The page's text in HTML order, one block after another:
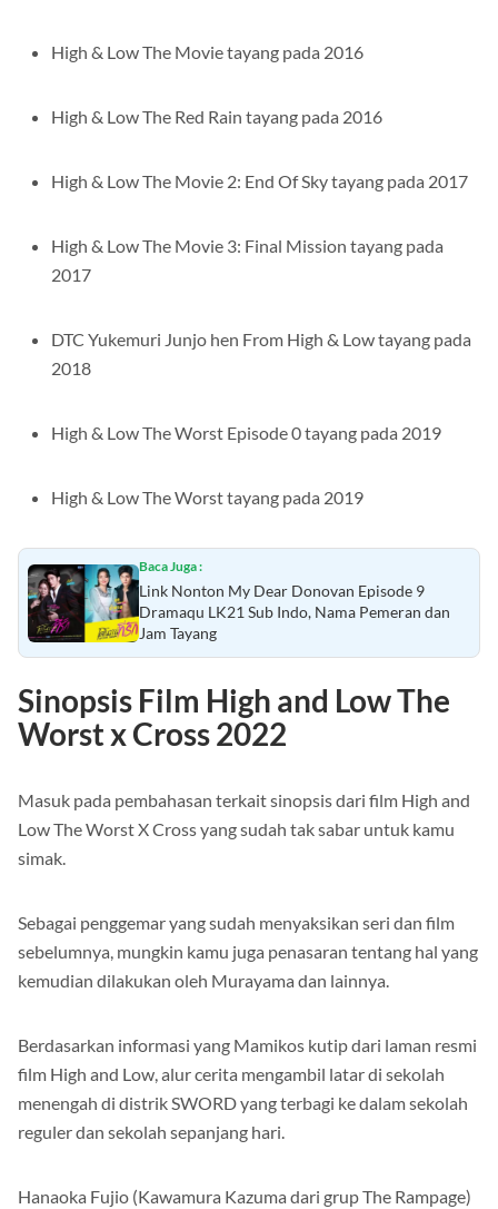
High & Low The Movie tayang pada 2016
High & Low The Red Rain tayang pada 2016
High & Low The Movie 2: End Of Sky tayang pada 2017
High & Low The Movie 3: Final Mission tayang pada
2017
DTC Yukemuri Junjo hen From High & Low tayang pada
2018
High & Low The Worst Episode 0 tayang pada 2019
High & Low The Worst tayang pada 2019
Baca Juga :
Link Nonton My Dear Donovan Episode 9
Dramaqu LK21 Sub Indo, Nama Pemeran dan
Jam Tayang
Sinopsis Film High and Low The
Worst x Cross 2022
Masuk pada pembahasan terkait sinopsis dari film High and
Low The Worst X Cross yang sudah tak sabar untuk kamu
simak.
Sebagai penggemar yang sudah menyaksikan seri dan film
sebelumnya, mungkin kamu juga penasaran tentang hal yang
kemudian dilakukan oleh Murayama dan lainnya.
Berdasarkan informasi yang Mamikos kutip dari laman resmi
film High and Low, alur cerita mengambil latar di sekolah
menengah di distrik SWORD yang terbagi ke dalam sekolah
reguler dan sekolah sepanjang hari.
Hanaoka Fujio (Kawamura Kazuma dari grup The Rampage)